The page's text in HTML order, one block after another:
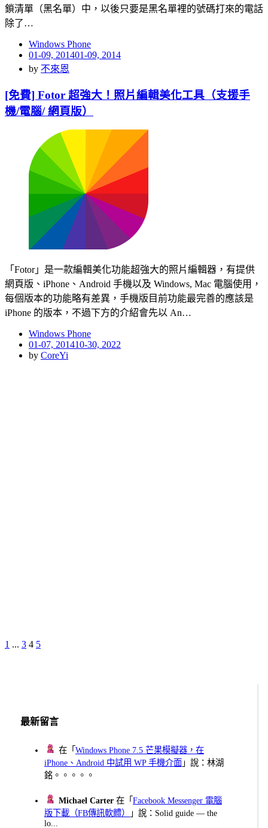
鎖清單（黑名單）中，以後只要是黑名單裡的號碼打來的電話
除了…
Windows Phone
Posted
on
01-09, 201401-09, 2014
by 不來恩
[免費] Fotor 超強大！照片編輯美化工具（支援手
機/電腦/ 網頁版）
「Fotor」是一款編輯美化功能超強大的照片編輯器，有提供
網頁版、iPhone、Android 手機以及 Windows, Mac 電腦使用，
每個版本的功能略有差異，手機版目前功能最完善的應該是
iPhone 的版本，不過下方的介紹會先以 An…
Windows Phone
Posted
on
01-07, 201410-30, 2022
by CoreYi
文
Previous
Page
1 ... Page
3 Page
4 Page
5Next
最新留言
在「Windows Phone 7.5 芒果模擬器，在
iPhone、Android 中試用 WP 手機介面 」說：林湖
銘。。。。。
Michael Carter 在「Facebook Messenger 電腦
版下載（FB傳訊軟體）
」說：Solid guide — the
lo...